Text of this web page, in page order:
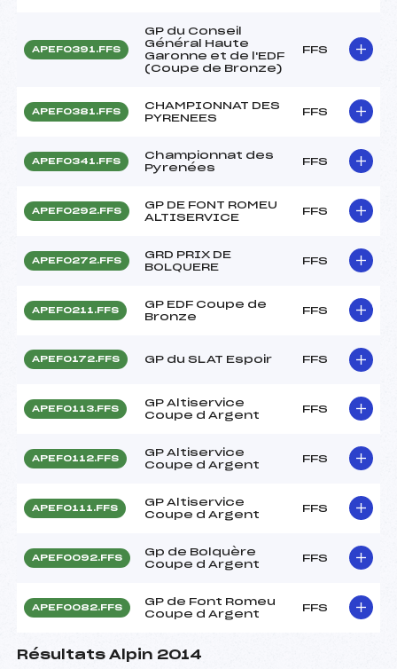
APEF0391.FFS
GP du Conseil
Général Haute
Garonne et de l'EDF
(Coupe de Bronze)
FFS
APEF0381.FFS
CHAMPIONNAT DES
PYRENEES
FFS
APEF0341.FFS
Championnat des
Pyrenées
FFS
APEF0292.FFS
GP DE FONT ROMEU
ALTISERVICE
FFS
APEF0272.FFS
GRD PRIX DE
BOLQUERE
FFS
APEF0211.FFS
GP EDF Coupe de
Bronze
FFS
APEF0172.FFS GP du SLAT Espoir FFS
APEF0113.FFS
GP Altiservice
Coupe d Argent
FFS
APEF0112.FFS
GP Altiservice
Coupe d Argent
FFS
APEF0111.FFS
GP Altiservice
Coupe d Argent
FFS
APEF0092.FFS
Gp de Bolquère
Coupe d Argent
FFS
APEF0082.FFS
GP de Font Romeu
Coupe d Argent
FFS
Résultats Alpin 2014